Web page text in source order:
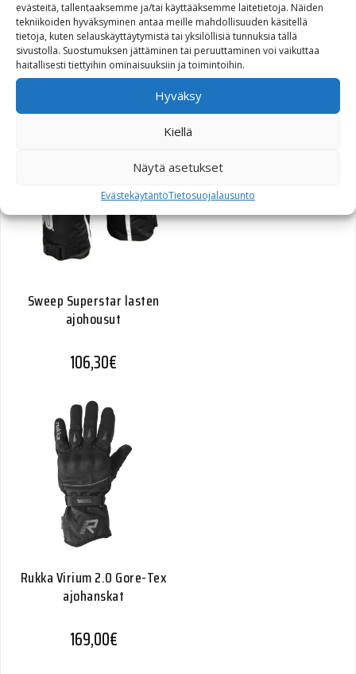
evästeitä, tallentaaksemme ja/tai käyttääksemme laitetietoja. Näiden
tekniikoiden hyväksyminen antaa meille mahdollisuuden käsitellä
tietoja, kuten selauskäyttäytymistä tai yksilöllisiä tunnuksia tällä
sivustolla. Suostumuksen jättäminen tai peruuttaminen voi vaikuttaa
haitallisesti tiettyihin ominaisuuksiin ja toimintoihin.
Hyväksy
Kiellä
Näytä asetukset
EvästekäytäntöTietosuojalausunto
Sweep Superstar lasten
ajohousut
106,30€
Rukka Virium 2.0 Gore-Tex
ajohanskat
169,00€